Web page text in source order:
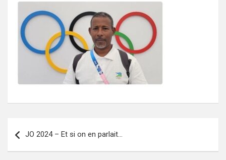
de
JO 2024 – Et si on en parlait…